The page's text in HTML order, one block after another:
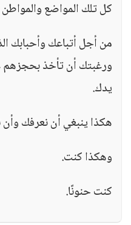
كل تلك المواضع
من أجل أتباعك وأحبابك
ورغبتك أن تأخذ بحجزهم
يدك.
هكذا ينبغي أن نعرفك
وهكذا كنت.
كنت حنونًا.